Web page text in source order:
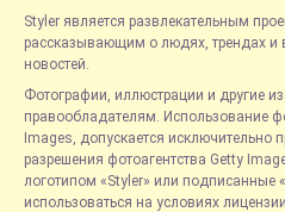
Styler является развлекательным
рассказывающим о людях, трендах и
новостей.
Фотографии, иллюстрации и другие
правообладателям. Использование
Images, допускается исключительно
разрешения фотоагентства Getty
логотипом «Styler» или подписанные
использоваться на условиях